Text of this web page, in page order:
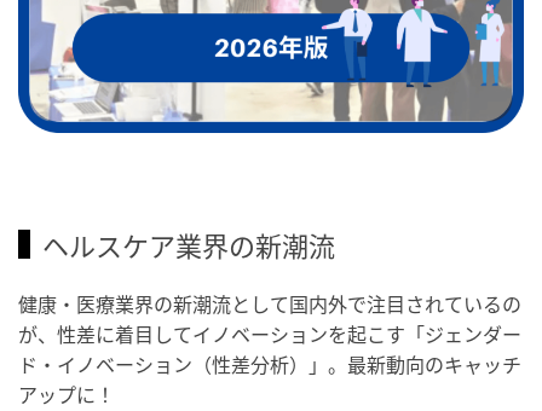
ヘルスケア業界の新潮流
健康・医療業界の新潮流として国内外で注目されているの
が、性差に着目してイノベーションを起こす「ジェンダー
ド・イノベーション（性差分析）」。最新動向のキャッチ
アップに！